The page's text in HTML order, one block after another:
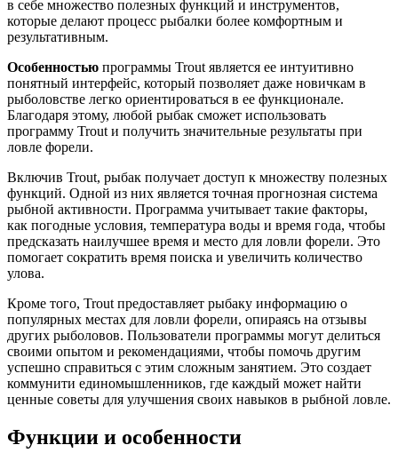
в себе множество полезных функций и инструментов,
которые делают процесс рыбалки более комфортным и
результативным.
Особенностью программы Trout является ее интуитивно
понятный интерфейс, который позволяет даже новичкам в
рыболовстве легко ориентироваться в ее функционале.
Благодаря этому, любой рыбак сможет использовать
программу Trout и получить значительные результаты при
ловле форели.
Включив Trout, рыбак получает доступ к множеству полезных
функций. Одной из них является точная прогнозная система
рыбной активности. Программа учитывает такие факторы,
как погодные условия, температура воды и время года, чтобы
предсказать наилучшее время и место для ловли форели. Это
помогает сократить время поиска и увеличить количество
улова.
Кроме того, Trout предоставляет рыбаку информацию о
популярных местах для ловли форели, опираясь на отзывы
других рыболовов. Пользователи программы могут делиться
своими опытом и рекомендациями, чтобы помочь другим
успешно справиться с этим сложным занятием. Это создает
коммунити единомышленников, где каждый может найти
ценные советы для улучшения своих навыков в рыбной ловле.
Функции и особенности